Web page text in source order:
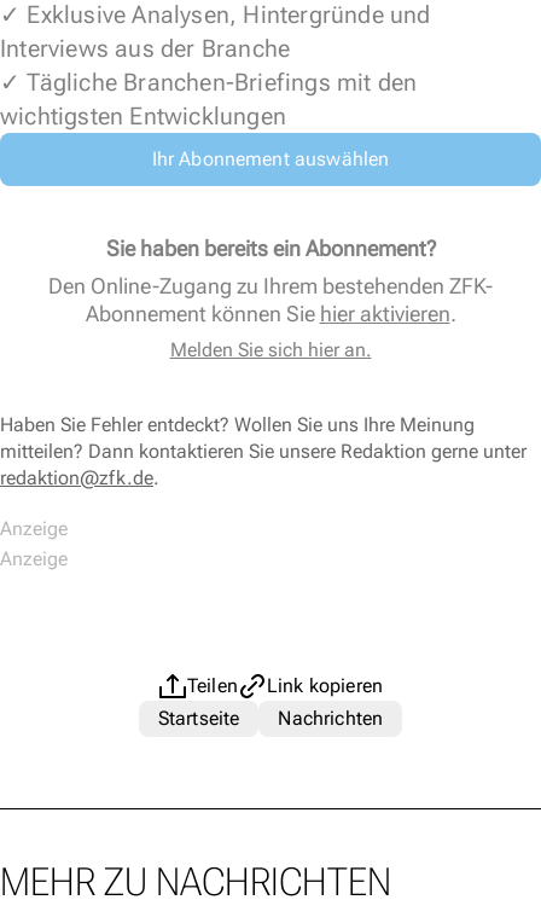
✓ Exklusive Analysen, Hintergründe und
Interviews aus der Branche
✓ Tägliche Branchen-Briefings mit den
wichtigsten Entwicklungen
Ihr Abonnement auswählen
Sie haben bereits ein Abonnement?
Den Online-Zugang zu Ihrem bestehenden ZFK-
Abonnement können Sie hier aktivieren.
Melden Sie sich hier an.
Haben Sie Fehler entdeckt? Wollen Sie uns Ihre Meinung
mitteilen? Dann kontaktieren Sie unsere Redaktion gerne unter
redaktion@zfk.de.
Teilen
Link kopieren
Startseite
Nachrichten
MEHR ZU NACHRICHTEN